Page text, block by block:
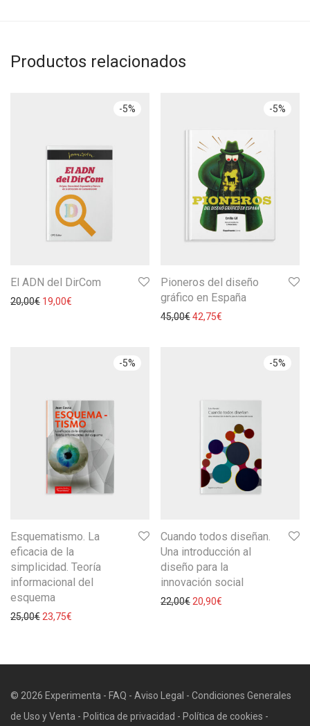
Productos relacionados
-5%
El ADN del DirCom
20,00€ 19,00€
-5%
Pioneros del diseño
gráfico en España
45,00€42,75€
-5%
Esquematismo. La
eficacia de la
simplicidad. Teoría
informacional del
esquema
25,00€23,75€
-5%
Cuando todos diseñan.
Una introducción al
diseño para la
innovación social
22,00€20,90€
© 2026 Experimenta - FAQ - Aviso Legal - Condiciones Generales
de Uso y Venta - Politica de privacidad - Política de cookies -